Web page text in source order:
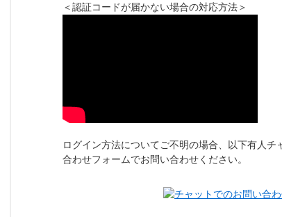
＜認証コードが届かない場合の対応方法＞
ログイン方法についてご不明の場合、以下有人チ
合わせフォームでお問い合わせください。